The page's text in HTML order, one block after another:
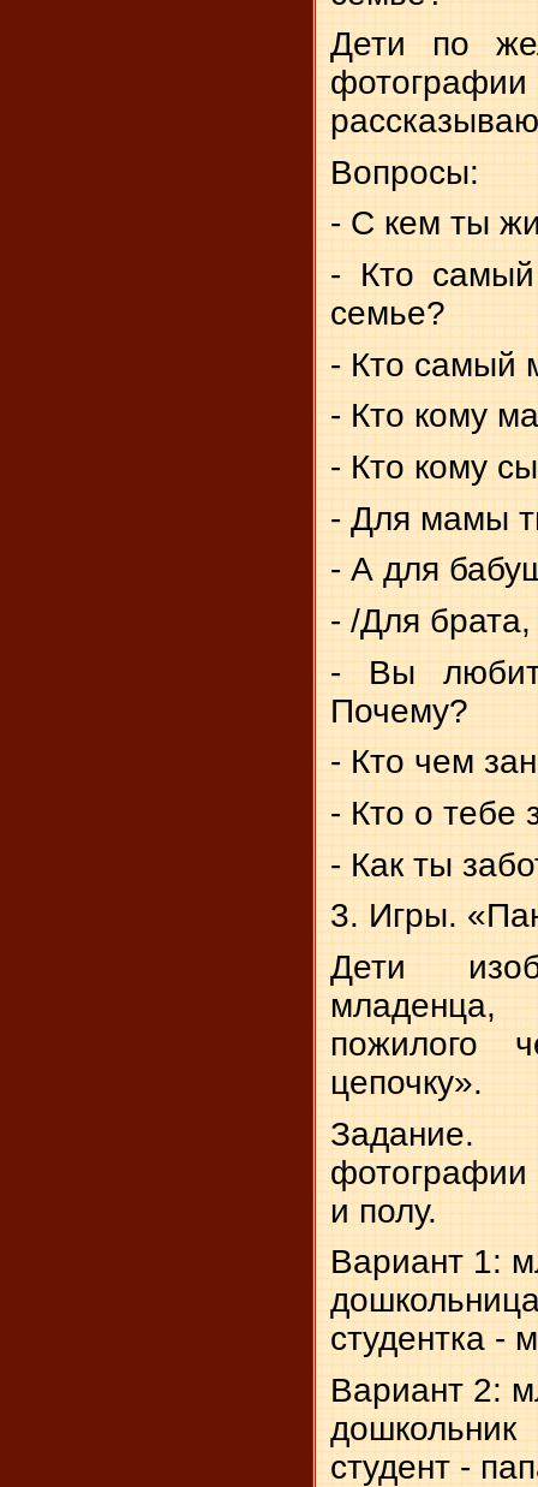
Дети по
Вопросы:
- С кем ты
- Кто
семье?
- Кто самый
- Кто кому
- Кто кому
- Для мамы
- А для
- /Для
- Вы
Почему?
- Кто чем
- Кто о тебе
- Как ты
3. Игры.
Дети
пожилого
цепочку».
фотографии
и полу.
Вариант 1:
студентка -
Вариант 2:
студент -